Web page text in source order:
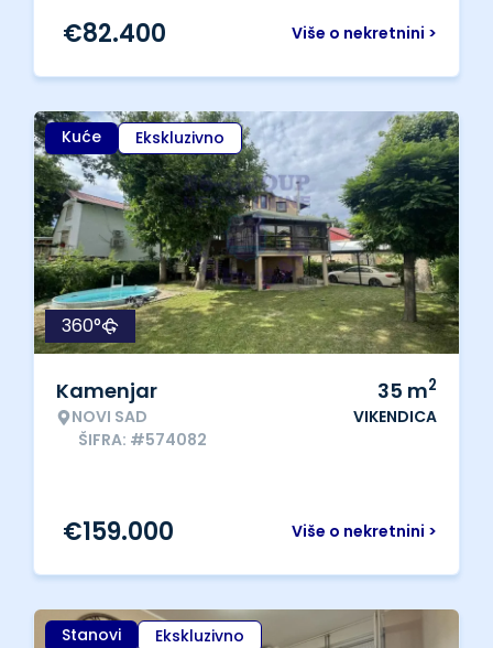
Više o nekretnini >
€82.400
Kuće Ekskluzivno
360°
Kamenjar
NOVI SAD
ŠIFRA: #574082
35 m2
VIKENDICA
Više o nekretnini >
€159.000
Stanovi Ekskluzivno